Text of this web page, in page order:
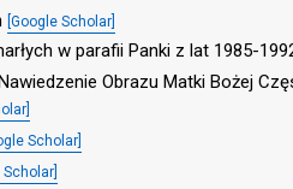
[Google Scholar]
w parafii Panki z lat 1985-
Obrazu Matki Bożej
Scholar]
Scholar]